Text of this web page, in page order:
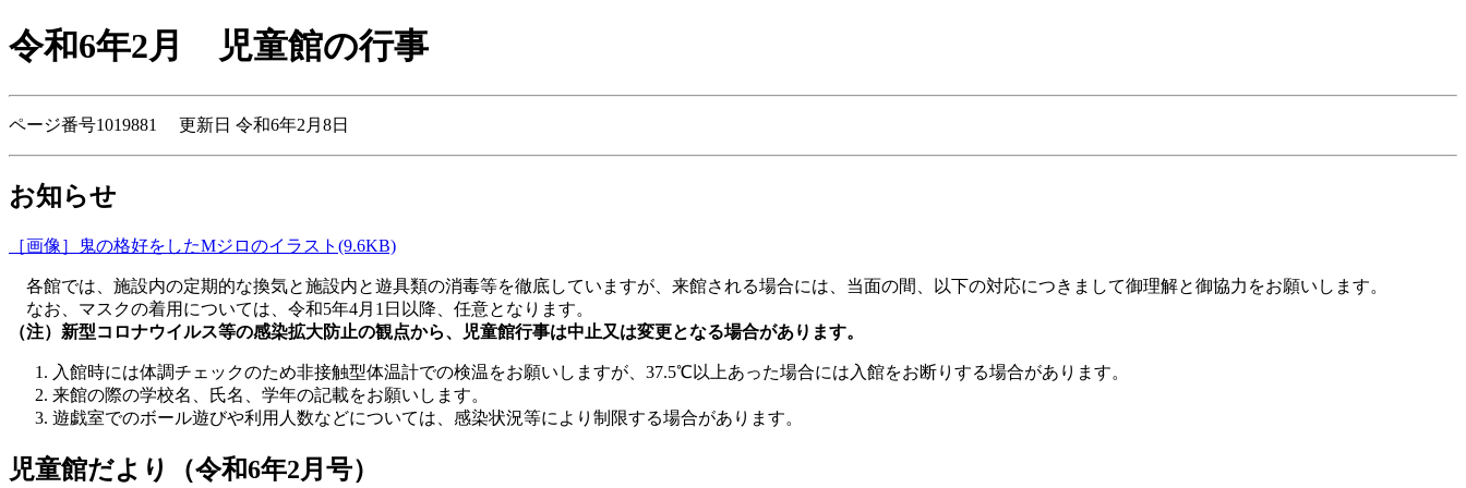
令和6年2月 児童館の行事
ページ番号1019881 更新日 令和6年2月8日
お知らせ
［画像］鬼の格好をしたMジロのイラスト(9.6KB)
各館では、施設内の定期的な換気と施設内と遊具類の消毒等を徹底していますが、来館される場合には、当面の間、以下の対応につきまして御理解と御協力をお願いします。
なお、マスクの着用については、令和5年4月1日以降、任意となります。
（注）新型コロナウイルス等の感染拡大防止の観点から、児童館行事は中止又は変更となる場合があります。
入館時には体調チェックのため非接触型体温計での検温をお願いしますが、37.5℃以上あった場合には入館をお断りする場合があります。
来館の際の学校名、氏名、学年の記載をお願いします。
遊戯室でのボール遊びや利用人数などについては、感染状況等により制限する場合があります。
児童館だより（令和6年2月号）